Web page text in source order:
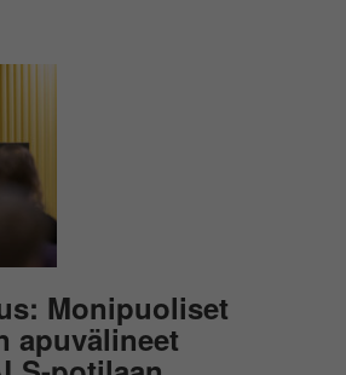
Monipuoliset
apuvälineet